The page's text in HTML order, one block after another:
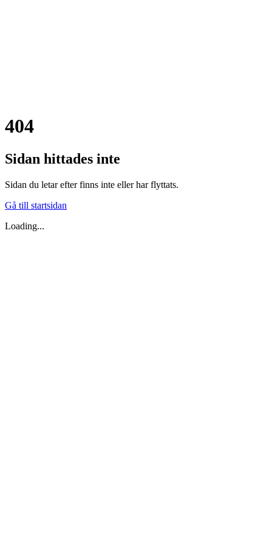
404
Sidan hittades inte
Sidan du letar efter finns inte eller har flyttats.
Gå till startsidan
Loading...